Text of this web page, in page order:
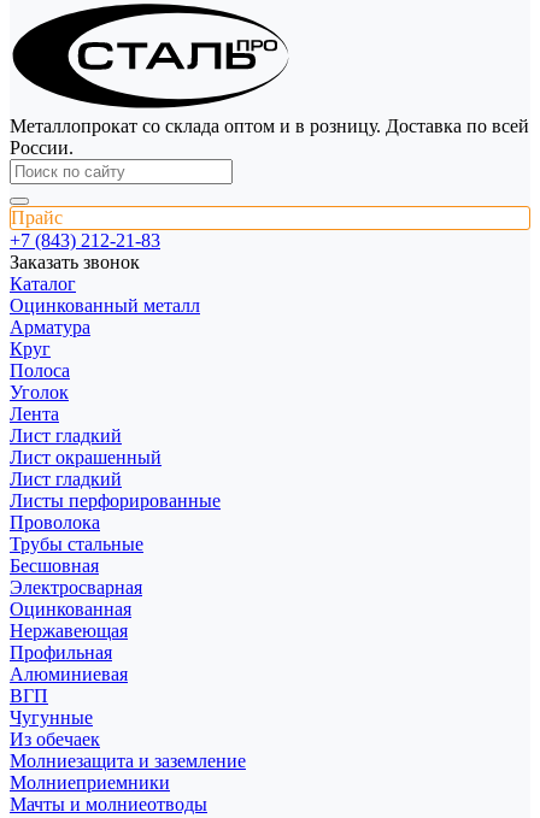
Металлопрокат со склада оптом и в розницу. Доставка по всей
России.
Прайс
+7 (843) 212-21-83
Заказать звонок
Каталог
Оцинкованный металл
Арматура
Круг
Полоса
Уголок
Лента
Лист гладкий
Лист окрашенный
Лист гладкий
Листы перфорированные
Проволока
Трубы стальные
Бесшовная
Электросварная
Оцинкованная
Нержавеющая
Профильная
Алюминиевая
ВГП
Чугунные
Из обечаек
Молниезащита и заземление
Молниеприемники
Мачты и молниеотводы